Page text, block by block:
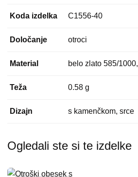
Koda izdelka C1556-40
Določanje otroci
Material belo zlato 585/
Teža 0.58 g
Dizajn s kamenčkom, srce
Ogledali ste si te izdelke